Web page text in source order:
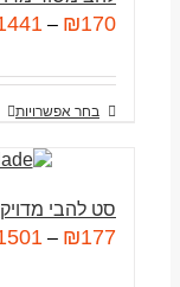
₪170
–
בחר אפשרויות
סט להבי מדויק E-Cut BIM
₪177
–